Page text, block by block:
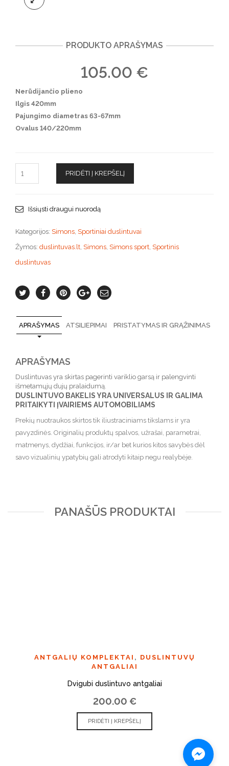
PRODUKTO APRAŠYMAS
105.00 €
Nerūdijančio plieno
Ilgis 420mm
Pajungimo diametras 63-67mm
Ovalus 140/220mm
PRIDĖTI Į KREPŠELĮ
Išsiųsti draugui nuorodą
Kategorijos: Simons, Sportiniai duslintuvai
Žymos: duslintuvas.lt, Simons, Simons sport, Sportinis
duslintuvas
APRAŠYMAS ATSILIEPIMAI PRISTATYMAS IR GRĄŽINIMAS
APRAŠYMAS
Duslintuvas yra skirtas pagerinti variklio garsą ir palengvinti
išmetamųjų dujų pralaidumą.
DUSLINTUVO BAKELIS YRA UNIVERSALUS IR GALIMA
PRITAIKYTI ĮVAIRIEMS AUTOMOBILIAMS
Prekių nuotraukos skirtos tik iliustraciniams tikslams ir yra
pavyzdinės. Originalių produktų spalvos, užrašai, parametrai,
matmenys, dydžiai, funkcijos, ir/ar bet kurios kitos savybės dėl
savo vizualinių ypatybių gali atrodyti kitaip negu realybėje.
PANAŠŪS PRODUKTAI
ANTGALIŲ KOMPLEKTAI , DUSLINTUVŲ
ANTGALIAI
Dvigubi duslintuvo antgaliai
200.00 €
PRIDĖTI Į KREPŠELĮ